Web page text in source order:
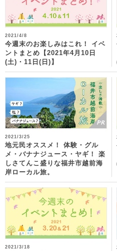
2021/4/8
今週末のお楽しみはこれ！ イベ
ントまとめ【2021年4月10日
(土)・11日(日)】
2021/3/25
地元民オススメ！ 体験・グル
メ・バナナジュース・ヤギ！ 楽
しさてんこ盛りな福井市越前海
岸ローカル旅。
2021/3/18